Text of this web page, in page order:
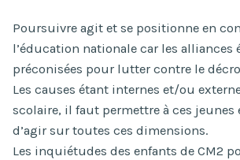
Poursuivre agit et se positionne en
l’éducation nationale car les alliances
préconisées pour lutter contre le
Les causes étant internes et/ou
scolaire, il faut permettre à ces jeunes
d’agir sur toutes ces dimensions.
Les inquiétudes des enfants de CM2